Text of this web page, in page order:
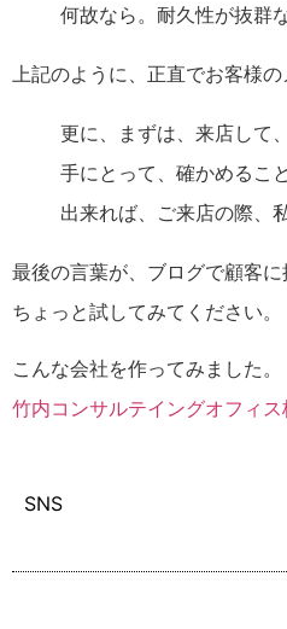
何故なら。耐久性が抜群
上記のように、正直でお客様
更に、まずは、来店して
手にとって、確かめるこ
出来れば、ご来店の際
最後の言葉が、ブログで顧客
ちょっと試してみてください。
こんな会社を作ってみました。
竹内コンサルテイングオフィス
SNS